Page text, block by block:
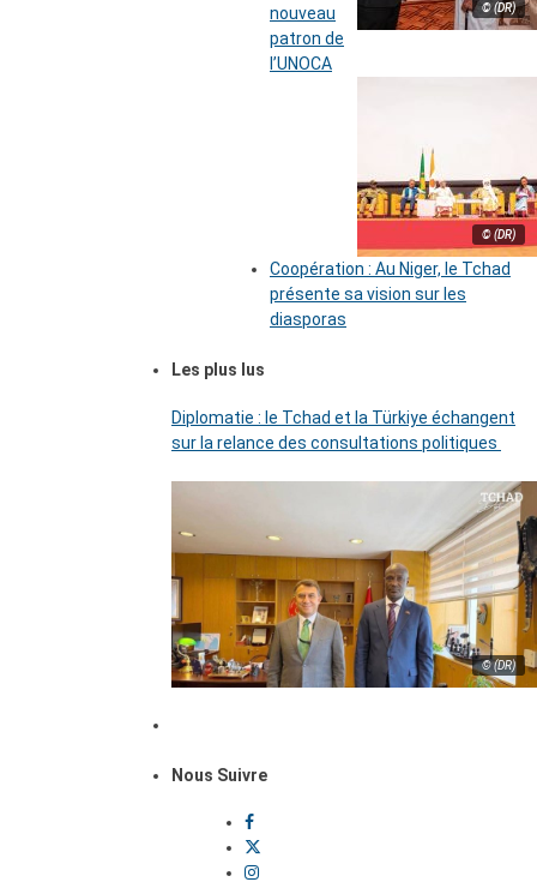
© (DR)
nouveau
patron de
l’UNOCA
© (DR)
Coopération : Au Niger, le Tchad
présente sa vision sur les
diasporas
Les plus lus
Diplomatie : le Tchad et la Türkiye échangent
sur la relance des consultations politiques
© (DR)
Nous Suivre